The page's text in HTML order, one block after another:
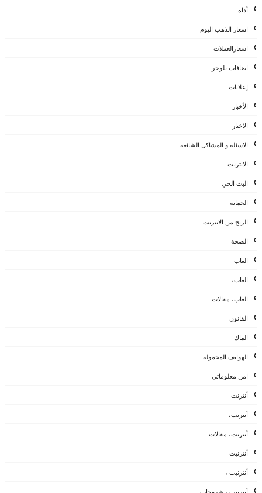
أداة
اسعار الذهب اليوم
اسعارالعملات
اضافات بلوجر
إعلانات
الأخبار
الاخبار
الاسئلة و المشاكل الشائعة
الانترنت
البث الحي
الحماية
الربح من الانترنت
الصحة
العاب
العاب،
العاب، مقالات
القانون
الماك
الهواتف المحمولة
امن معلوماتي
أنترنت
أنترنت،
أنترنت، مقالات
أنترنيت
أنترنيت ،